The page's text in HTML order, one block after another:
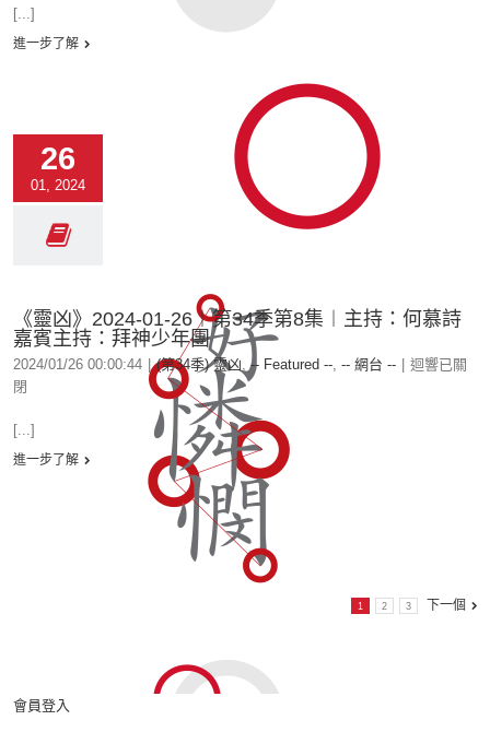
[...]
進一步了解
26
01, 2024
《靈凶》2024-01-26︱第34季第8集︱主持：何慕詩
嘉賓主持：拜神少年團
2024/01/26 00:00:44 (第34季) 靈凶,-- Featured --, -- 網台 --
迴響已關
閉
[...]
進一步了解
1 2 3 下一個
會員登入